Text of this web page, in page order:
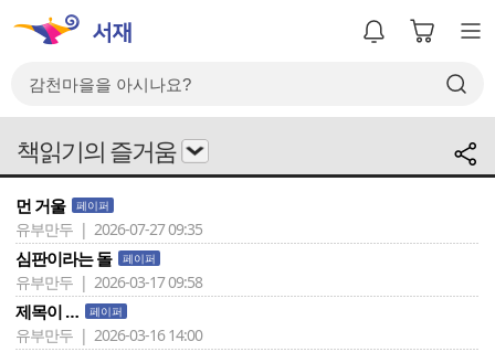
책읽기의 즐거움
먼 거울 페이퍼
유부만두 | 2026-07-27 09:35
심판이라는 돌 페이퍼
유부만두 | 2026-03-17 09:58
제목이 … 페이퍼
유부만두 | 2026-03-16 14:00